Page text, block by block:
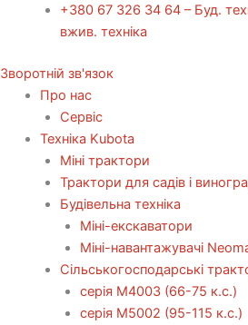
+380 67 326 34 64 – Буд.
вжив. техніка
Зворотній зв'язок
Про нас
Сервіс
Технiка Kubota
Міні трактори
Трактори для садів і
Будівельна техніка
Міні-екскаватори
Міні-навантажувачі
Сільськогосподарські
серія М4003 (66-75 к.с.)
серія М5002 (95-115 к.с.)